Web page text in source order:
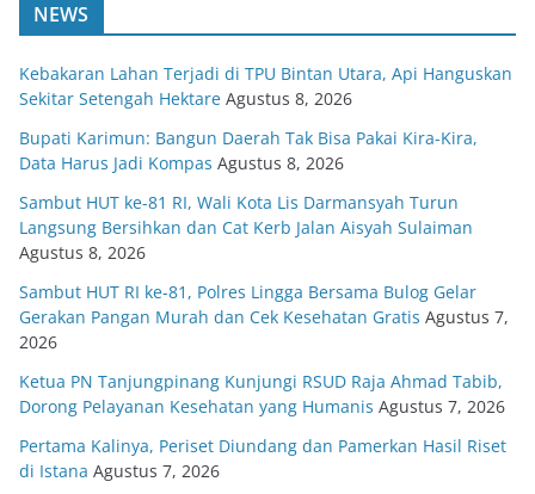
NEWS
Kebakaran Lahan Terjadi di TPU Bintan Utara, Api Hanguskan
Sekitar Setengah Hektare Agustus 8, 2026
Bupati Karimun: Bangun Daerah Tak Bisa Pakai Kira-Kira,
Data Harus Jadi Kompas Agustus 8, 2026
Sambut HUT ke-81 RI, Wali Kota Lis Darmansyah Turun
Langsung Bersihkan dan Cat Kerb Jalan Aisyah Sulaiman
Agustus 8, 2026
Sambut HUT RI ke-81, Polres Lingga Bersama Bulog Gelar
Gerakan Pangan Murah dan Cek Kesehatan Gratis Agustus 7,
2026
Ketua PN Tanjungpinang Kunjungi RSUD Raja Ahmad Tabib,
Dorong Pelayanan Kesehatan yang Humanis Agustus 7, 2026
Pertama Kalinya, Periset Diundang dan Pamerkan Hasil Riset
di Istana Agustus 7, 2026